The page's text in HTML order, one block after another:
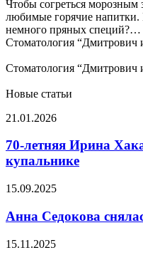
укрепляет
иммунитет
Чтобы согреться
любимые горячие
немного пряных специй?…
Стоматология “Дмитрович
Стоматология “Дмитрович
Новые статьи
70-
Ирина
выложила
в
21.01.2026
70-летняя Ирина
купальнике
Анна
снялась
в
откровенном
топе
15.09.2025
Анна Седокова
Почему
15.11.2025